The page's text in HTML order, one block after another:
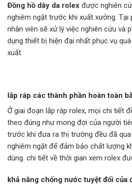
Đồng hồ dây da rolex được nghiên
nghiêm ngặt trước khi xuất xưởng. Tại
nhân viên sẽ xử lý việc nghiên cứu và
dụng thiết bị hiện đại nhất phục vụ
xuất.
lắp ráp các thành phần hoàn toàn
Ở giai đoạn lắp ráp rolex, mọi chi tiết
theo đúng như mong đợi của người
trước khi đưa ra thị trường đều đã
nghiêm ngặt để đảm bảo chất lượng
dùng. chi tiết về thời gian xem rolex
khả năng chống nước tuyệt đối của